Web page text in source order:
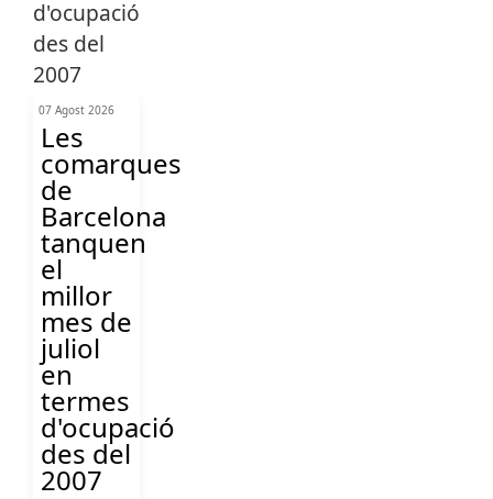
07 Agost 2026
Les
comarques
de
Barcelona
tanquen
el
millor
mes de
juliol
en
termes
d'ocupació
des del
2007